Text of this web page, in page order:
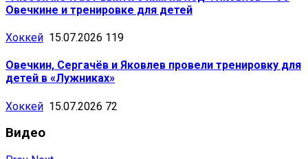
Овечкине и тренировке для детей
Хоккей 15.07.2026 119
Овечкин, Сергачёв и Яковлев провели тренировку для
детей в «Лужниках»
Хоккей 15.07.2026 72
Видео